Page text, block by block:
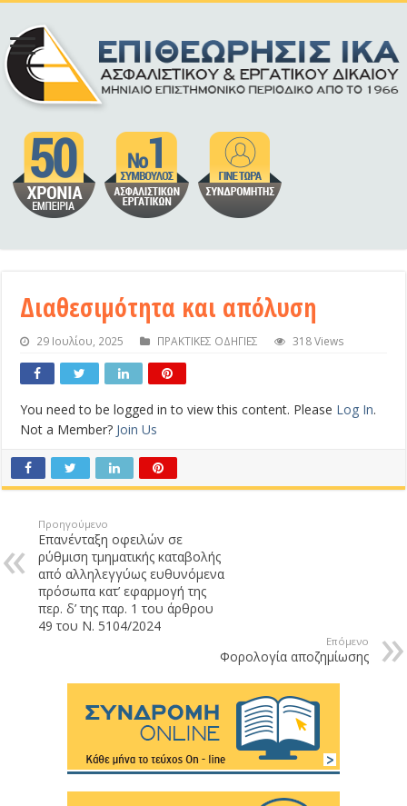
Διαθεσιμότητα και απόλυση
29 Ιουλίου, 2025 ΠΡΑΚΤΙΚΕΣ ΟΔΗΓΙΕΣ 318 Views
You need to be logged in to view this content. Please Log In.
Not a Member? Join Us
Προηγούμενο
Eπανένταξη οφειλών σε
ρύθμιση τμηματικής καταβολής
από αλληλεγγύως ευθυνόμενα
πρόσωπα κατ’ εφαρμογή της
περ. δ’ της παρ. 1 του άρθρου
49 του Ν. 5104/2024
Επόμενο
Φορολογία αποζημίωσης